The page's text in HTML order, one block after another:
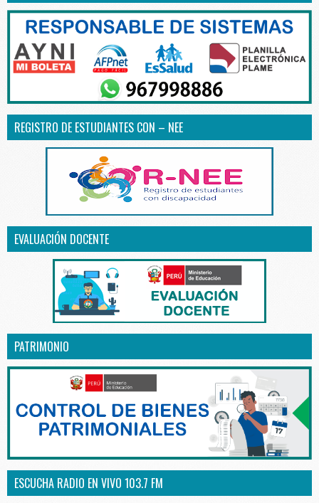
REGISTRO DE ESTUDIANTES CON – NEE
EVALUACIÓN DOCENTE
PATRIMONIO
ESCUCHA RADIO EN VIVO 103.7 FM